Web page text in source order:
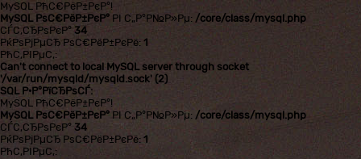
MySQL РћС€РёР±РєР°!
MySQL РѕС€РёР±РєР° РІ С„Р°Р№Р»Рµ: /core/class/mysql.php
СЃС‚СЂРѕРєР° 34
РќРѕРјРµСЂ РѕС€РёР±РєРё: 1
РћС‚РІРµС‚:
Can't connect to local MySQL server through socket
'/var/run/mysqld/mysqld.sock' (2)
SQL Р·Р°РїСЂРѕСЃ:
MySQL РћС€РёР±РєР°!
MySQL РѕС€РёР±РєР° РІ С„Р°Р№Р»Рµ: /core/class/mysql.php
СЃС‚СЂРѕРєР° 34
РќРѕРјРµСЂ РѕС€РёР±РєРё: 1
РћС‚РІРµС‚: